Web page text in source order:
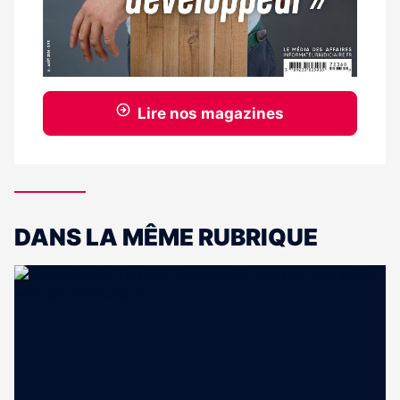
Lire nos magazines
DANS LA MÊME RUBRIQUE